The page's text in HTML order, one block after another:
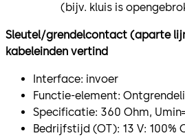
(bijv. kluis is
Sleutel/grendelcontact (aparte
kabeleinden vertind
Interface: invoer
Functie-element:
Specificatie: 360 Ohm,
Bedrijfstijd (OT): 13 V: 100%